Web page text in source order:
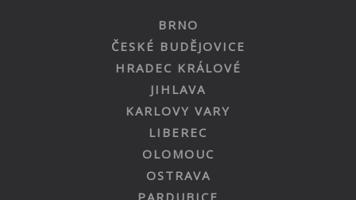
BRNO
ČESKÉ BUDĚJOVICE
HRADEC KRÁLOVÉ
JIHLAVA
KARLOVY VARY
LIBEREC
OLOMOUC
OSTRAVA